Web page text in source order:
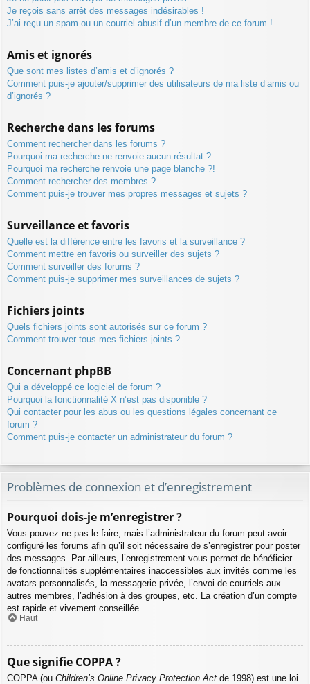
Je reçois sans arrêt des messages indésirables !
J’ai reçu un spam ou un courriel abusif d’un membre de ce forum !
Amis et ignorés
Que sont mes listes d’amis et d’ignorés ?
Comment puis-je ajouter/supprimer des utilisateurs de ma liste d’amis ou
d’ignorés ?
Recherche dans les forums
Comment rechercher dans les forums ?
Pourquoi ma recherche ne renvoie aucun résultat ?
Pourquoi ma recherche renvoie une page blanche ?!
Comment rechercher des membres ?
Comment puis-je trouver mes propres messages et sujets ?
Surveillance et favoris
Quelle est la différence entre les favoris et la surveillance ?
Comment mettre en favoris ou surveiller des sujets ?
Comment surveiller des forums ?
Comment puis-je supprimer mes surveillances de sujets ?
Fichiers joints
Quels fichiers joints sont autorisés sur ce forum ?
Comment trouver tous mes fichiers joints ?
Concernant phpBB
Qui a développé ce logiciel de forum ?
Pourquoi la fonctionnalité X n’est pas disponible ?
Qui contacter pour les abus ou les questions légales concernant ce
forum ?
Comment puis-je contacter un administrateur du forum ?
Problèmes de connexion et d’enregistrement
Pourquoi dois-je m’enregistrer ?
Vous pouvez ne pas le faire, mais l’administrateur du forum peut avoir
configuré les forums afin qu’il soit nécessaire de s’enregistrer pour poster
des messages. Par ailleurs, l’enregistrement vous permet de bénéficier
de fonctionnalités supplémentaires inaccessibles aux invités comme les
avatars personnalisés, la messagerie privée, l’envoi de courriels aux
autres membres, l’adhésion à des groupes, etc. La création d’un compte
est rapide et vivement conseillée.
Haut
Que signifie COPPA ?
COPPA (ou Children’s Online Privacy Protection Act de 1998) est une loi